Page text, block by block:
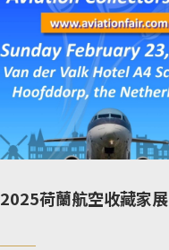
2025荷蘭航空收藏家展